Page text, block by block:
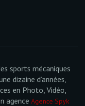
sports mécaniques
dizaine d’années,
en Photo, Vidéo,
agence Agence Spyk